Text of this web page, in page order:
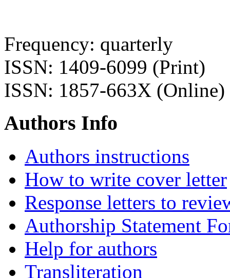
Frequency: quarterly
ISSN: 1409-6099 (Print)
ISSN: 1857-663X (Online)
Authors Info
Authors instructions
How to write cover letter
Response letters to
Authorship Statement
Help for authors
Transliteration